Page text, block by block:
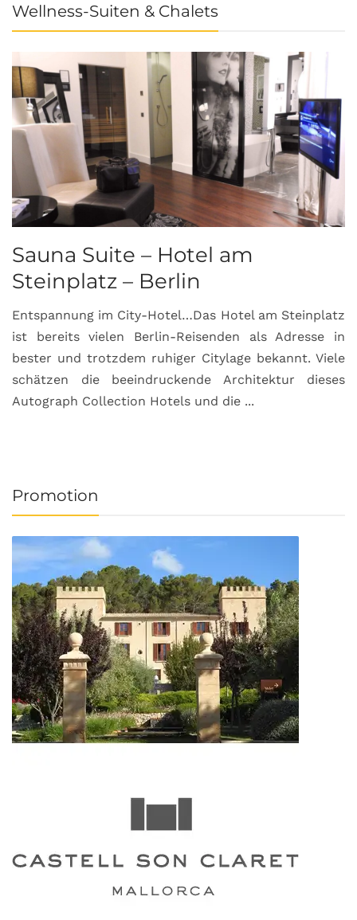
Wellness-Suiten & Chalets
Sauna Suite – Hotel am
Steinplatz – Berlin
Entspannung im City-Hotel…Das Hotel am Steinplatz
ist bereits vielen Berlin-Reisenden als Adresse in
bester und trotzdem ruhiger Citylage bekannt. Viele
schätzen die beeindruckende Architektur dieses
Autograph Collection Hotels und die ...
Promotion